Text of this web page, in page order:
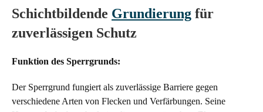
Schichtbildende Grundierung für
zuverlässigen Schutz
Funktion des Sperrgrunds:
Der Sperrgrund fungiert als zuverlässige Barriere gegen
verschiedene Arten von Flecken und Verfärbungen. Seine